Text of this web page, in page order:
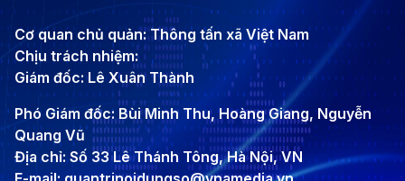
Cơ quan chủ quản: Thông tấn xã Việt Nam
Chịu trách nhiệm:
Giám đốc: Lê Xuân Thành
Phó Giám đốc: Bùi Minh Thu, Hoàng Giang, Nguyễn
Quang Vũ
Địa chỉ: Số 33 Lê Thánh Tông, Hà Nội, VN